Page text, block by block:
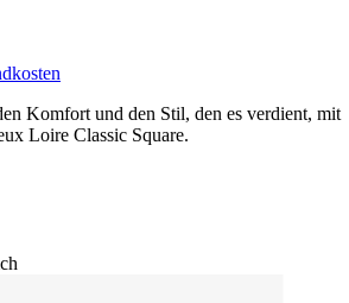
Komfort und den Stil, den es verdient, mit
Loire Classic Square.